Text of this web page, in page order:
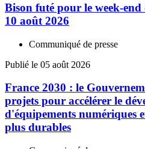
Bison futé pour le week-
10 août 2026
Communiqué de presse
Publié le 05 août 2026
France 2030 : le
projets pour accélérer le
d'équipements numériques
plus durables